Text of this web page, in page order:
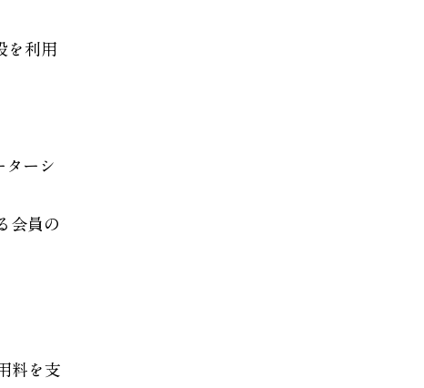
を利用
ターシ
会員の
料を支